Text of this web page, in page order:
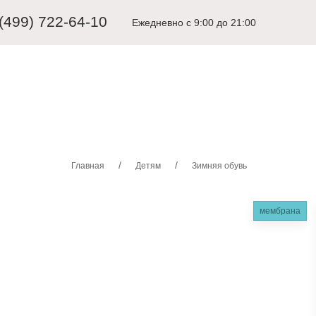
722-64-10 Ежедневно с 9:00 до 21:00
Главная Детям Зимняя обувь
мембрана